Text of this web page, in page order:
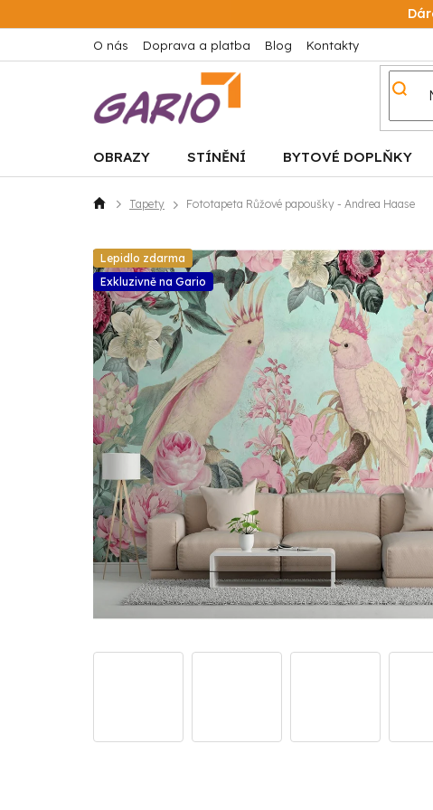
na
O nás Doprava a platba Blog Kontakty
OBRAZY STÍNĚNÍ BYTOVÉ DOPLŇKY
Domů Tapety Fototapeta Růžové papoušky - Andrea Haase
Lepidlo zdarma
Exkluzivně na Gario